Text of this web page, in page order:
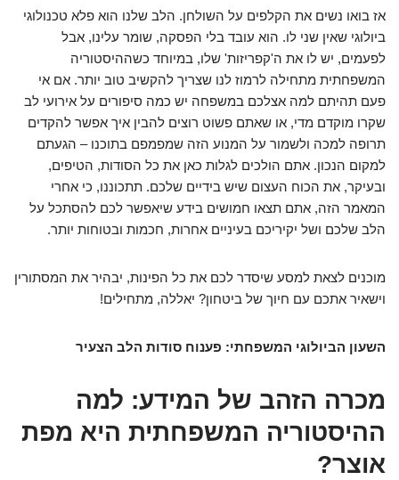
אז בואו נשים את הקלפים על השולחן. הלב שלנו הוא פלא טכנולוגי
ביולוגי שאין שני לו. הוא עובד בלי הפסקה, שומר עלינו, אבל
לפעמים, יש לו את ה'קפריזות' שלו, במיוחד כשההיסטוריה
המשפחתית מתחילה לרמוז לנו שצריך להקשיב טוב יותר. אם אי
פעם תהיתם למה אצלכם במשפחה יש כמה סיפורים על אירועי לב
שקרו מוקדם מדי, או שאתם פשוט רוצים להבין איך אפשר להקדים
תרופה למכה ולשמור על המנוע הזה שמפמפם בתוכנו – הגעתם
למקום הנכון. אתם הולכים לגלות כאן את כל הסודות, הטיפים,
ובעיקר, את הכוח העצום שיש בידיים שלכם. תתכוננו, כי אחרי
המאמר הזה, אתם תצאו חמושים בידע שיאפשר לכם להסתכל על
הלב שלכם ושל יקיריכם בעיניים אחרות, חכמות ובטוחות יותר.
מוכנים לצאת למסע שיסדר לכם את כל הפינות, יבהיר את המסתורין
וישאיר אתכם עם חיוך של ביטחון? יאללה, מתחילים!
השעון הביולוגי המשפחתי: פענוח סודות הלב הצעיר
מכרה הזהב של המידע: למה
ההיסטוריה המשפחתית היא מפת
אוצר?